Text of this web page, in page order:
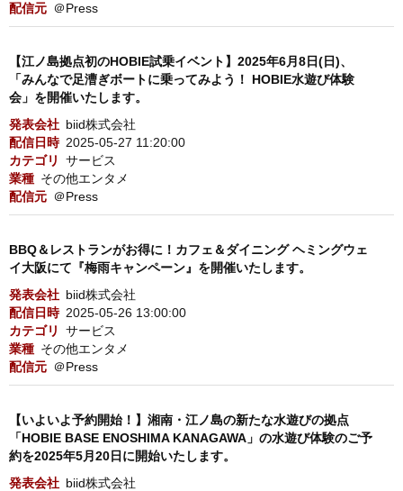
配信元 ＠Press
【江ノ島拠点初のHOBIE試乗イベント】2025年6月8日(日)、
「みんなで足漕ぎボートに乗ってみよう！ HOBIE水遊び体験
会」を開催いたします。
発表会社 biid株式会社
配信日時 2025-05-27 11:20:00
カテゴリ
サービス
業種 その他エンタメ
配信元 ＠Press
BBQ＆レストランがお得に！カフェ＆ダイニング ヘミングウェ
イ大阪にて『梅雨キャンペーン』を開催いたします。
発表会社 biid株式会社
配信日時 2025-05-26 13:00:00
カテゴリ
サービス
業種 その他エンタメ
配信元 ＠Press
【いよいよ予約開始！】湘南・江ノ島の新たな水遊びの拠点
「HOBIE BASE ENOSHIMA KANAGAWA」の水遊び体験のご予
約を2025年5月20日に開始いたします。
発表会社 biid株式会社